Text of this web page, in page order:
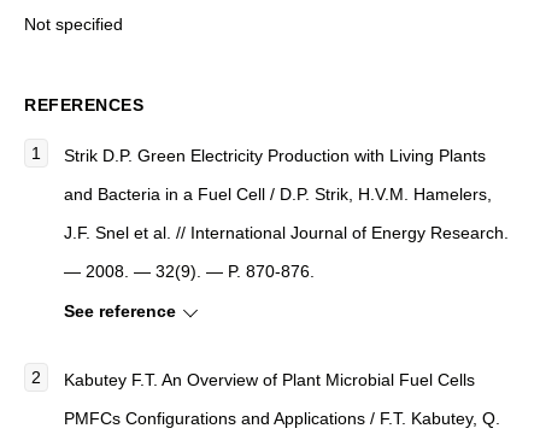
Not specified
REFERENCES
Strik D.P. Green Electricity Production with Living Plants
and Bacteria in a Fuel Cell / D.P. Strik, H.V.M. Hamelers,
J.F. Snel et al. // International Journal of Energy Research
— 2008. — 32(9). — P. 870-876.
See reference
Kabutey F.T. An Overview of Plant Microbial Fuel Cells
PMFCs Configurations and Applications / F.T. Kabutey, Q.